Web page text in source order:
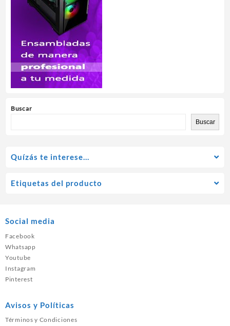
Buscar
Buscar
Quízás te interese…
Etiquetas del producto
Social media
Facebook
Whatsapp
Youtube
Instagram
Pinterest
Avisos y Políticas
Términos y Condiciones